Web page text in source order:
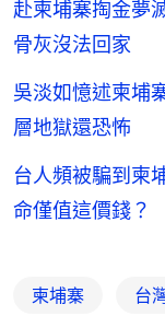
赴柬埔寨掏金夢
骨灰沒法回家
吳淡如憶述柬埔
層地獄還恐怖
台人頻被騙到
命僅值這價錢？
柬埔寨 台